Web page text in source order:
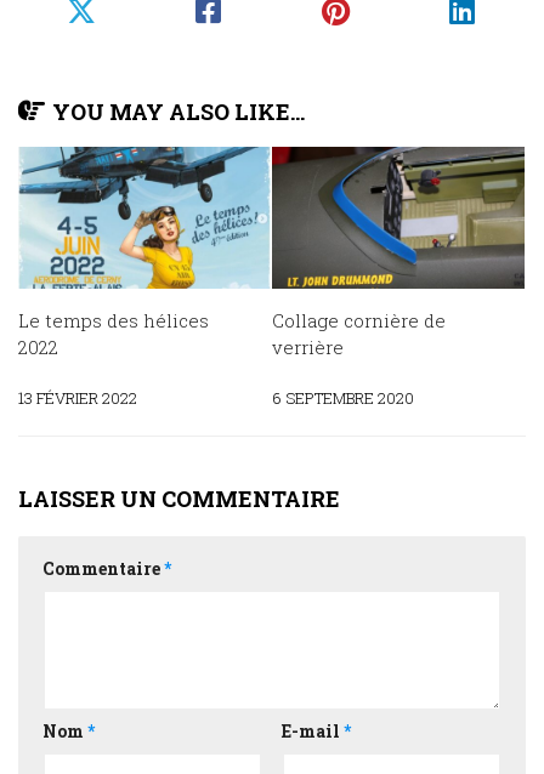
YOU MAY ALSO LIKE...
Le temps des hélices
2022
13 FÉVRIER 2022
Collage cornière de
verrière
6 SEPTEMBRE 2020
LAISSER UN COMMENTAIRE
Commentaire*
Nom * E-mail *